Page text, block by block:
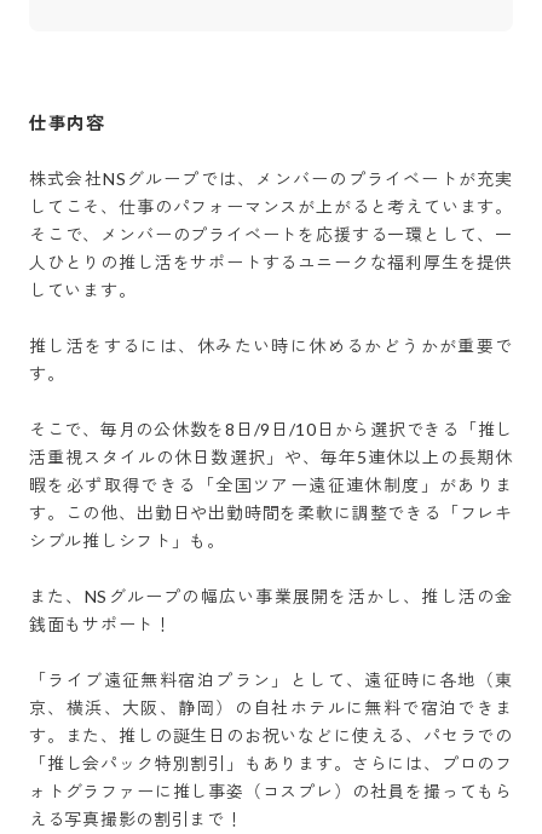
仕事内容
株式会社NSグループでは、メンバーのプライベートが充実
してこそ、仕事のパフォーマンスが上がると考えています。
そこで、メンバーのプライベートを応援する一環として、一
人ひとりの推し活をサポートするユニークな福利厚生を提供
しています。
推し活をするには、休みたい時に休めるかどうかが重要で
す。
そこで、毎月の公休数を8日/9日/10日から選択できる「推し
活重視スタイルの休日数選択」や、毎年5連休以上の長期休
暇を必ず取得できる「全国ツアー遠征連休制度」がありま
す。この他、出勤日や出勤時間を柔軟に調整できる「フレキ
シブル推しシフト」も。
また、NSグループの幅広い事業展開を活かし、推し活の金
銭面もサポート！
「ライブ遠征無料宿泊プラン」として、遠征時に各地（東
京、横浜、大阪、静岡）の自社ホテルに無料で宿泊できま
す。また、推しの誕生日のお祝いなどに使える、パセラでの
「推し会パック特別割引」もあります。さらには、プロのフ
ォトグラファーに推し事姿（コスプレ）の社員を撮ってもら
える写真撮影の割引まで！